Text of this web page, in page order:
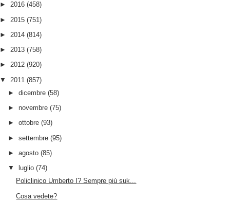
► 2016 (458)
► 2015 (751)
► 2014 (814)
► 2013 (758)
► 2012 (920)
▼ 2011 (857)
► dicembre (58)
► novembre (75)
► ottobre (93)
► settembre (95)
► agosto (85)
▼
luglio (74)
Policlinico Umberto I? Sempre più suk...
Cosa vedete?